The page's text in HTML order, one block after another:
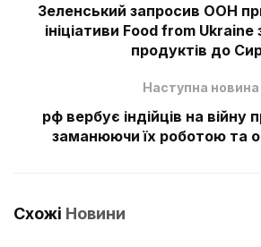
Зеленський запросив ООН
ініціативи Food from
продуктів до
Наступна новина
рф вербує індійців на війну
заманюючи їх роботою та
Схожі Новини